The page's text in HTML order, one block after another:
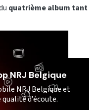
quatrième album tant
NRJ Belgique
NRJ Belgique et
d’écoute.